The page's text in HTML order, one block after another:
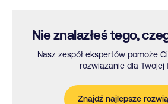
Nie znalazłeś tego,
Nasz zespół ekspertów pomoże
rozwiązanie dla Twojej
Znajdź najlepsze